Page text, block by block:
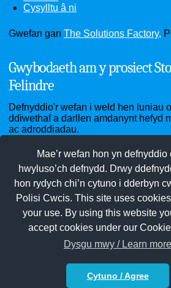
Mae’r wefan hon yn defnyddio
hwyluso’ch defnydd. Drwy
hon rydych chi’n cytuno i dderbyn
Polisi Cwcis. This site uses
your use. By using this website
accept cookies under our
Dysgu mwy / Learn more
Cytuno / Agree
Cysylltu â ni
Gwefan gan The Solutions Factory,
Gwybodaeth am y prosiect
Felindre
Defnyddio'r wefan i weld hen luniau
ddiwethaf a darllen amdanynt hefyd
ac adroddiadau.
Ardal Dre-fach Felindre - sef
pen-graig, Dre-fach, Drefelin,
Waungilwen - cartref yr Amgueddfa
ffatrioedd gwlân di-ri gynt, Clwb Pêl-
Rangers, Neuadd y Ddraig Goch,
St Llawddog a St Barnabas, capeli
Pen-rhiw a Soar heb sôn am